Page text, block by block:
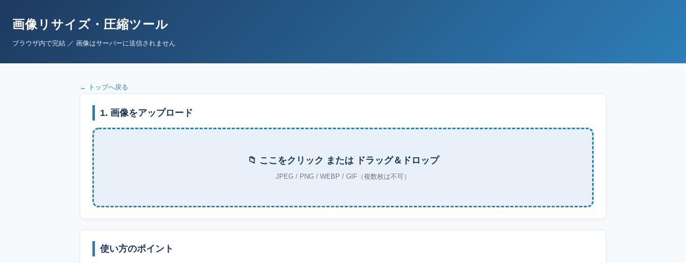
画像リサイズ・圧縮ツール
ブラウザ内で完結 ／ 画像はサーバーに送信されません
← トップへ戻る
1. 画像をアップロード
📁 ここをクリック または ドラッグ＆ドロップ
JPEG / PNG / WEBP / GIF（複数枚は不可）
使い方のポイント